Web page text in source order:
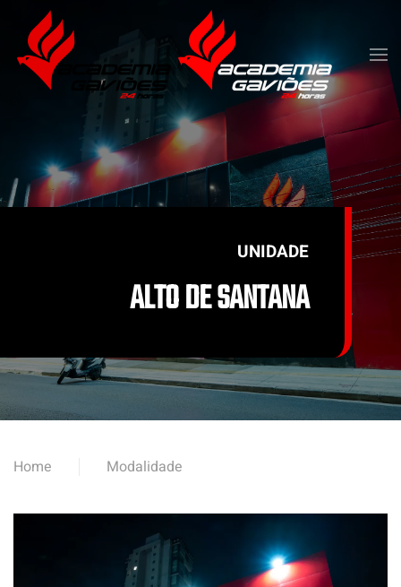
Skip to main content
UNIDADE
ALTO DE SANTANA
Home Modalidade